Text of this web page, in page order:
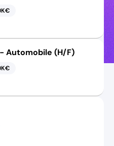
Automobile (H/F)